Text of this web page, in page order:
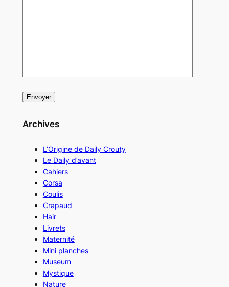
Archives
L’Origine de Daily Crouty
Le Daily d’avant
Cahiers
Corsa
Coulis
Crapaud
Hair
Livrets
Maternité
Mini planches
Museum
Mystique
Nature